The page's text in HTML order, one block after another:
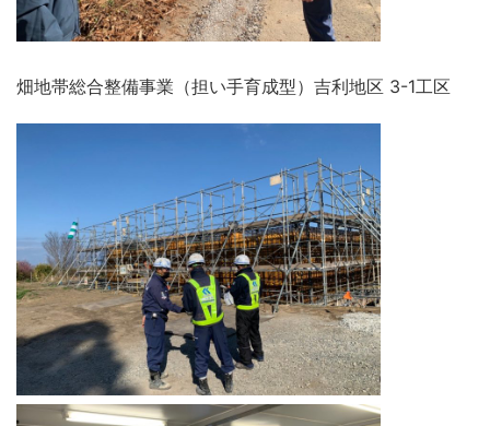
畑地帯総合整備事業（担い手育成型）吉利地区 3-1工区